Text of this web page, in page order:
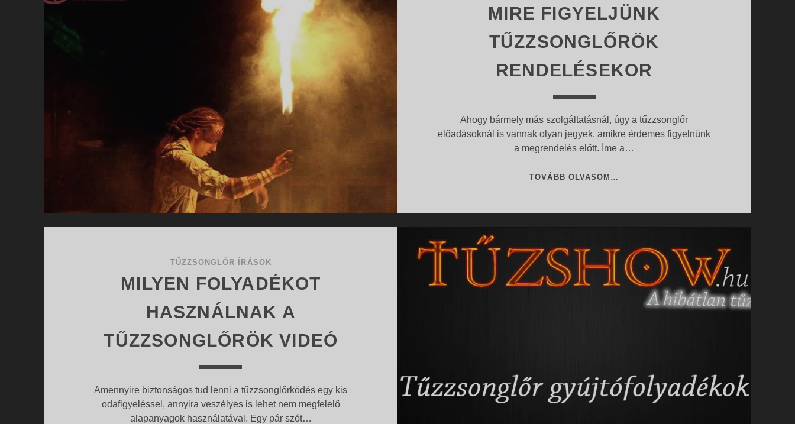
KÜLÖNBSÉG
VIDEÓ
MIRE FIGYELJÜNK
TŰZZSONGLŐRÖK
RENDELÉSEKOR
Ahogy bármely más szolgáltatásnál, úgy a tűzzsonglőr
előadásoknál is vannak olyan jegyek, amikre érdemes figyelnünk
a megrendelés előtt. Íme a…
TOVÁBB OLVASOM…
TŰZZSONGLŐR ÍRÁSOK
MILYEN FOLYADÉKOT
HASZNÁLNAK A
TŰZZSONGLŐRÖK VIDEÓ
Amennyire biztonságos tud lenni a tűzzsonglőrködés egy kis
odafigyeléssel, annyira veszélyes is lehet nem megfelelő
alapanyagok használatával. Egy pár szót…